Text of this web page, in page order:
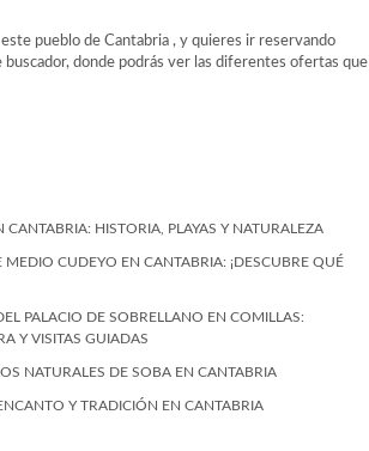
pueblo de Cantabria , y quieres ir reservando
buscador, donde podrás ver las diferentes ofertas que
CANTABRIA: HISTORIA, PLAYAS Y NATURALEZA
MEDIO CUDEYO EN CANTABRIA: ¡DESCUBRE QUÉ
PALACIO DE SOBRELLANO EN COMILLAS:
Y VISITAS GUIADAS
NATURALES DE SOBA EN CANTABRIA
Y TRADICIÓN EN CANTABRIA